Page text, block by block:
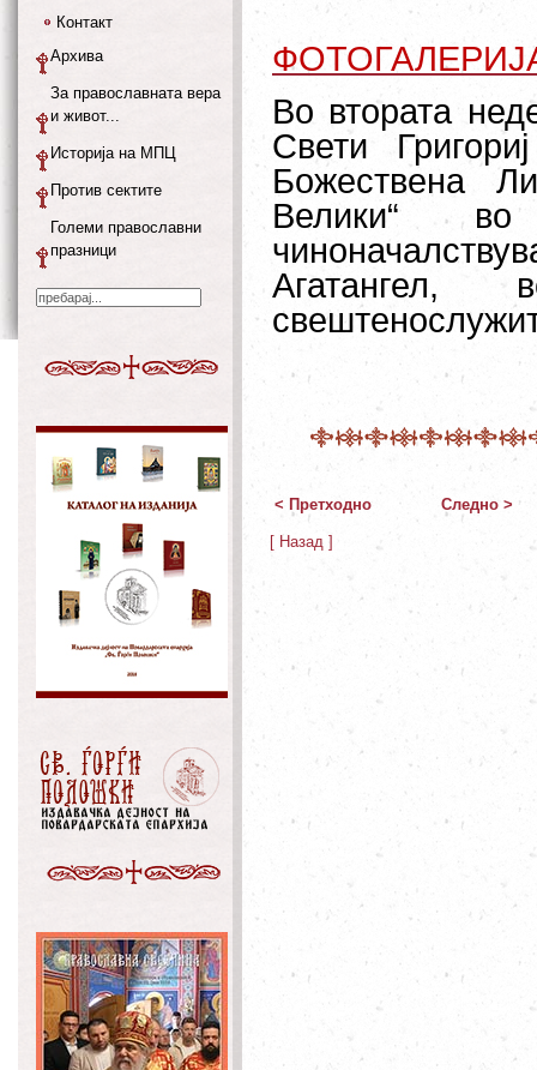
Во втората
Свети
Божествена
Велики“
< Претходно Следно >
[ Назад ]
Контакт
Архива
За православната вера
и живот...
Историја на МПЦ
Против сектите
Големи православни
празници